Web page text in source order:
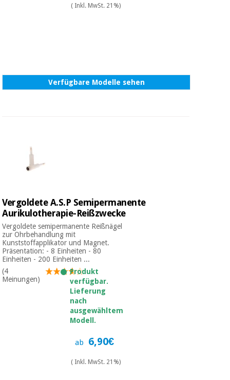
Veterinärmedizin
Chirurgische
instrumente
( Inkl. MwSt. 21%)
Verfügbare Modelle sehen
Vergoldete A.S.P Semipermanente
Aurikulotherapie-Reißzwecke
Vergoldete semipermanente Reißnägel
zur Ohrbehandlung mit
Kunststoffapplikator und Magnet.
Präsentation: - 8 Einheiten - 80
Einheiten - 200 Einheiten ...
(4
Meinungen)
Produkt
verfügbar.
Lieferung
nach
ausgewähltem
Modell.
ab 6,90€
( Inkl. MwSt. 21%)